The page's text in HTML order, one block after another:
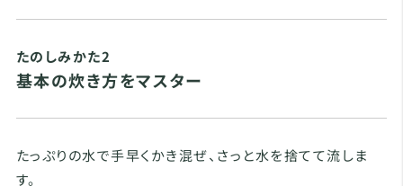
たのしみかた2
基本の炊き方をマスター
たっぷりの水で手早くかき混ぜ、さっと水を捨てて流しま
す。